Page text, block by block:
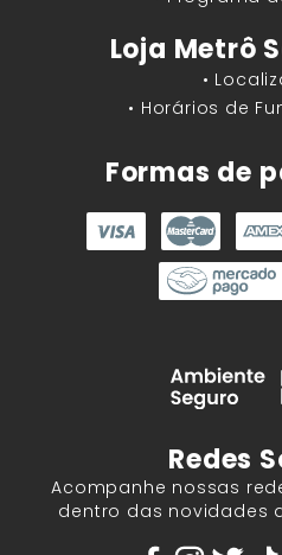
Loja Metrô
•
• Horários de
Formas de
Redes
Acompanhe nossas
dentro das novidades